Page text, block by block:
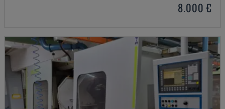
8.000 €